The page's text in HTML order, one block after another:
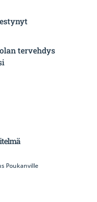
tervehdys
Poukanville